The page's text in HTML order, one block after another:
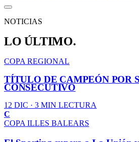
NOTICIAS
LO ÚLTIMO.
COPA REGIONAL
TÍTULO DE CAMPEÓN POR
CONSECUTIVO
12 DIC · 3 MIN LECTURA
C
COPA ILLES BALEARS